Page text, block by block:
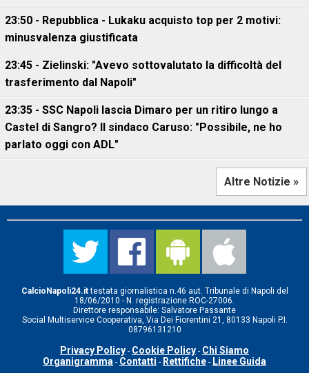
23:50 - Repubblica - Lukaku acquisto top per 2 motivi:
minusvalenza giustificata
23:45 - Zielinski: "Avevo sottovalutato la difficoltà del
trasferimento dal Napoli"
23:35 - SSC Napoli lascia Dimaro per un ritiro lungo a
Castel di Sangro? Il sindaco Caruso: "Possibile, ne ho
parlato oggi con ADL"
Altre Notizie »
CalcioNapoli24.ittestata giornalistica n.46 aut. Tribunale di Napoli del
18/06/2010 - N. registrazione ROC-27006.
Direttore responsabile: Salvatore Passante
Social Multiservice Cooperativa, Via Dei Fiorentini 21, 80133 Napoli P.I.
08796131210
Privacy Policy - Cookie Policy - Chi Siamo
Organigramma - Contatti - Rettifiche - Linee Guida